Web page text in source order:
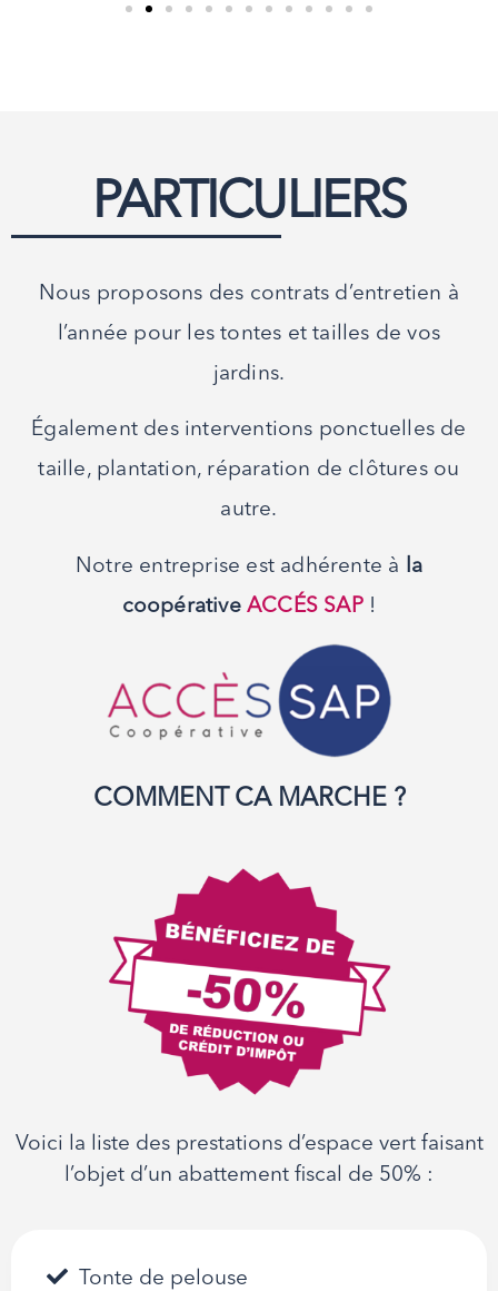
PARTICULIERS
Nous proposons des contrats d’entretien à
l’année pour les tontes et tailles de vos
jardins.
Également des interventions ponctuelles de
taille, plantation, réparation de clôtures ou
autre.
Notre entreprise est adhérente à
la
coopérativeACCÉS SAP!
COMMENT CA MARCHE ?
Voici la liste des prestations d’espace vert faisant
l’objet d’un abattement fiscal de 50% :
Tonte de pelouse